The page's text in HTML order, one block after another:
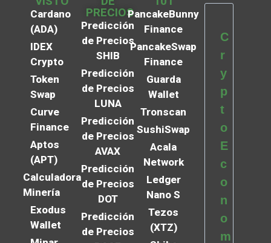
Cardano
(ADA)
IDEX
Crypto
Token
Swap
Curve
Finance
Aptos
(APT)
Calculadora
Minería
Exodus
Wallet
PRECIOS
Predicción
de Precios
SHIB
Predicción
de Precios
LUNA
Predicción
de Precios
AVAX
Predicción
de Precios
DOT
Predicción
de Precios
PancakeBunny
Finance
PancakeSwap
Finance
Guarda
Wallet
Tronscan
SushiSwap
Acala
Network
Ledger
Nano S
Tezos
(XTZ)
C
r
y
p
t
o
E
c
o
n
o
m